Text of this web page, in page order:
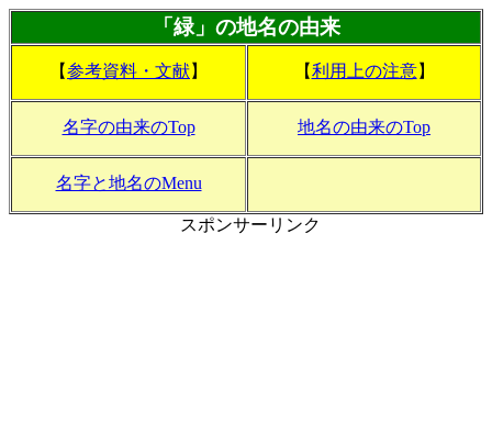
「緑」の地名の由来
【参考資料・文献】 【利用上の注意】
名字の由来のTop 地名の由来のTop
名字と地名のMenu
スポンサーリンク